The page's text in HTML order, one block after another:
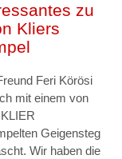
zu
Kliers
Feri Körösi
mit einem von
Geigensteg
Wir haben die